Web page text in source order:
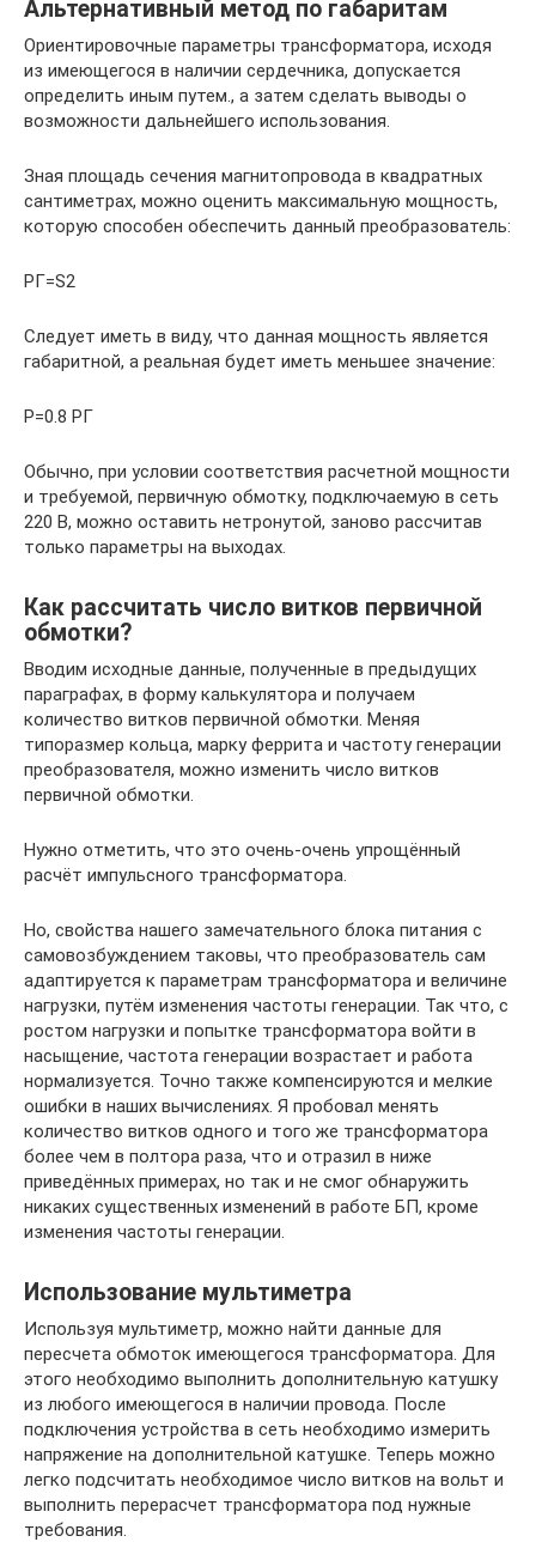
Альтернативный метод по габаритам
Ориентировочные параметры трансформатора, исходя
из имеющегося в наличии сердечника, допускается
определить иным путем., а затем сделать выводы о
возможности дальнейшего использования.
Зная площадь сечения магнитопровода в квадратных
сантиметрах, можно оценить максимальную мощность,
которую способен обеспечить данный преобразователь:
PГ=S2
Следует иметь в виду, что данная мощность является
габаритной, а реальная будет иметь меньшее значение:
P=0.8 PГ
Обычно, при условии соответствия расчетной мощности
и требуемой, первичную обмотку, подключаемую в сеть
220 В, можно оставить нетронутой, заново рассчитав
только параметры на выходах.
Как рассчитать число витков первичной
обмотки?
Вводим исходные данные, полученные в предыдущих
параграфах, в форму калькулятора и получаем
количество витков первичной обмотки. Меняя
типоразмер кольца, марку феррита и частоту генерации
преобразователя, можно изменить число витков
первичной обмотки.
Нужно отметить, что это очень-очень упрощённый
расчёт импульсного трансформатора.
Но, свойства нашего замечательного блока питания с
самовозбуждением таковы, что преобразователь сам
адаптируется к параметрам трансформатора и величине
нагрузки, путём изменения частоты генерации. Так что, с
ростом нагрузки и попытке трансформатора войти в
насыщение, частота генерации возрастает и работа
нормализуется. Точно также компенсируются и мелкие
ошибки в наших вычислениях. Я пробовал менять
количество витков одного и того же трансформатора
более чем в полтора раза, что и отразил в ниже
приведённых примерах, но так и не смог обнаружить
никаких существенных изменений в работе БП, кроме
изменения частоты генерации.
Использование мультиметра
Используя мультиметр, можно найти данные для
пересчета обмоток имеющегося трансформатора. Для
этого необходимо выполнить дополнительную катушку
из любого имеющегося в наличии провода. После
подключения устройства в сеть необходимо измерить
напряжение на дополнительной катушке. Теперь можно
легко подсчитать необходимое число витков на вольт и
выполнить перерасчет трансформатора под нужные
требования.